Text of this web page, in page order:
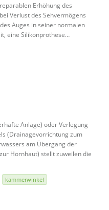
Erhöhung des
Verlust des Sehvermögens
Auges in seiner normalen
eine Silikonprothese…
Anlage) oder Verlegung
(Drainagevorrichtung zum
am Übergang der
Hornhaut) stellt zuweilen die
kammerwinkel